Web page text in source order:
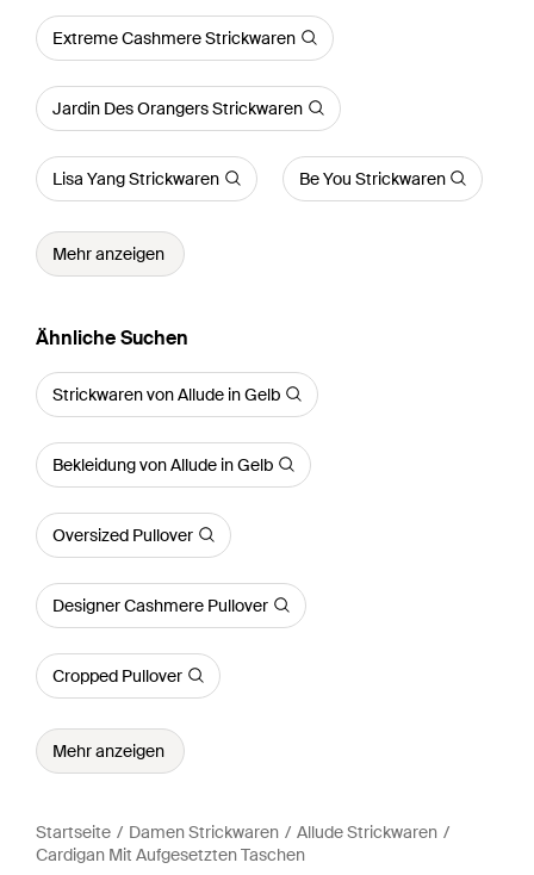
Extreme Cashmere Strickwaren
Jardin Des Orangers Strickwaren
Lisa Yang Strickwaren Be You Strickwaren
Mehr anzeigen
Ähnliche Suchen
Strickwaren von Allude in Gelb
Bekleidung von Allude in Gelb
Oversized Pullover
Designer Cashmere Pullover
Cropped Pullover
Mehr anzeigen
Startseite Damen Strickwaren
Allude Strickwaren
Cardigan Mit Aufgesetzten Taschen